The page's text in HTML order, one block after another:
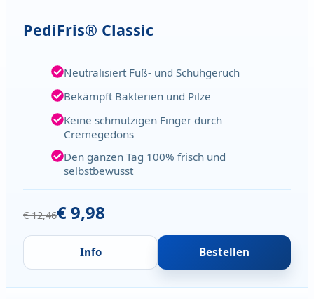
PediFris® Classic
Neutralisiert Fuß- und Schuhgeruch
Bekämpft Bakterien und Pilze
Keine schmutzigen Finger durch
Cremegedöns
Den ganzen Tag 100% frisch und
selbstbewusst
€ 12,46€ 9,98
Info Bestellen